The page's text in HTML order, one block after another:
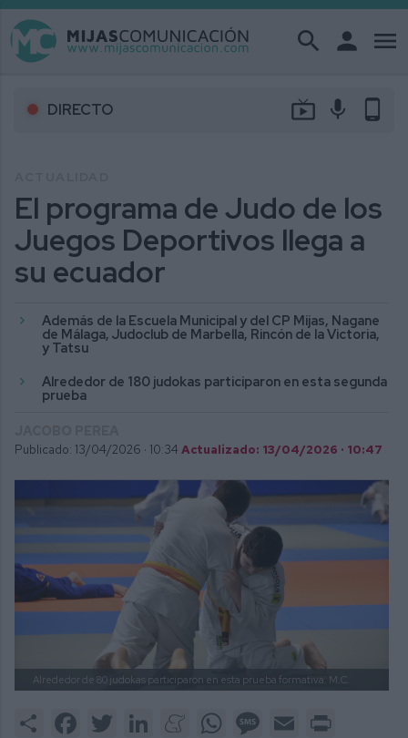
search person menu
DIRECTO live_tv mic phone_android
El programa de Judo de los
Juegos Deportivos llega a
su ecuador
Además de la Escuela Municipal y del CP Mijas, Nagane
de Málaga, Judoclub de Marbella, Rincón de la Victoria,
y Tatsu
Alrededor de 180 judokas participaron en esta segunda
prueba
Publicado: 13/04/2026 · 10:34 Actualizado: 13/04/2026 · 10:47
Alrededor de 80 judokas participaron en esta prueba formativa. M.C.
Share FacebookTwitter LinkedInMeneameWhatsAppMessage
Email